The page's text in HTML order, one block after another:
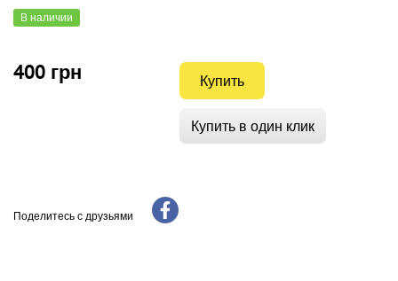
В наличии
400 грн Купить
Купить в один клик
Поделитесь с друзьями